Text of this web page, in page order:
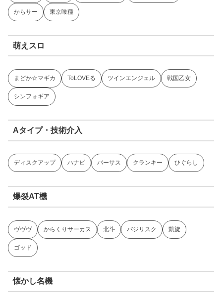
からサー 東京喰種
萌えスロ
まどか☆マギカ ToLOVEる ツインエンジェル 戦国乙女
シンフォギア
Aタイプ・技術介入
ディスクアップ ハナビ バーサス クランキー ひぐらし
爆裂AT機
ヴヴヴ からくりサーカス 北斗 バジリスク 凱旋
ゴッド
懐かし名機